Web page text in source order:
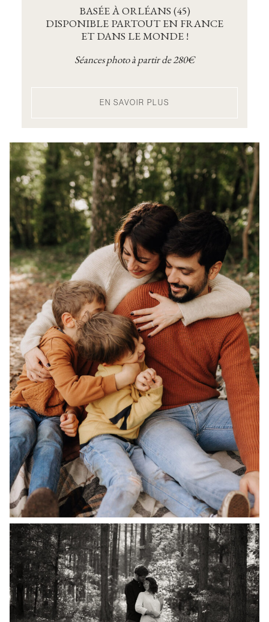
BASÉE À ORLÉANS (45)
DISPONIBLE PARTOUT EN FRANCE
ET DANS LE MONDE !
Séances photo à partir de 280€
EN SAVOIR PLUS